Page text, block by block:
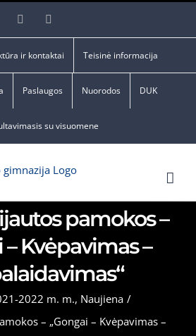
Facebook
ir kontaktai Teisinė informacija
Paslaugos Nuorodos DUK
su visuomene
pamokos –
– Kvėpavimas –
2022 m. m., Naujiena /
– „Gongai – Kvėpavimas –